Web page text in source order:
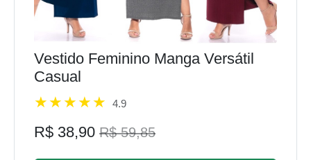
Vestido Feminino Manga Versátil
Casual
4.9
R$ 38,90 R$ 59,85